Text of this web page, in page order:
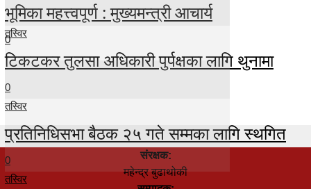
भूमिका महत्त्वपूर्ण : मुख्यमन्त्री आचार्य
0
तस्विर
टिकटकर तुलसा अधिकारी पुर्पक्षका लागि थुनामा
0
तस्विर
प्रतिनिधिसभा बैठक २५ गते सम्मका लागि स्थगित
0
तस्विर
संरक्षक:
महेन्द्र बुढाथोकी